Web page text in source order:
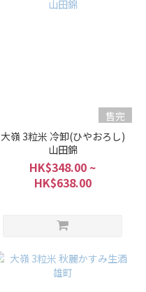
售完
大嶺 3粒米 冷卸(ひやおろし)
山田錦
HK$348.00 ~
HK$638.00